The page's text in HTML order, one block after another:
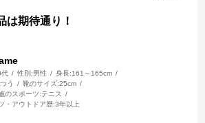
は期待通り！
代 性別:男性 身長:161～165cm
う 靴のサイズ:25cm
のスポーツ:テニス
・アウトドア歴:3年以上